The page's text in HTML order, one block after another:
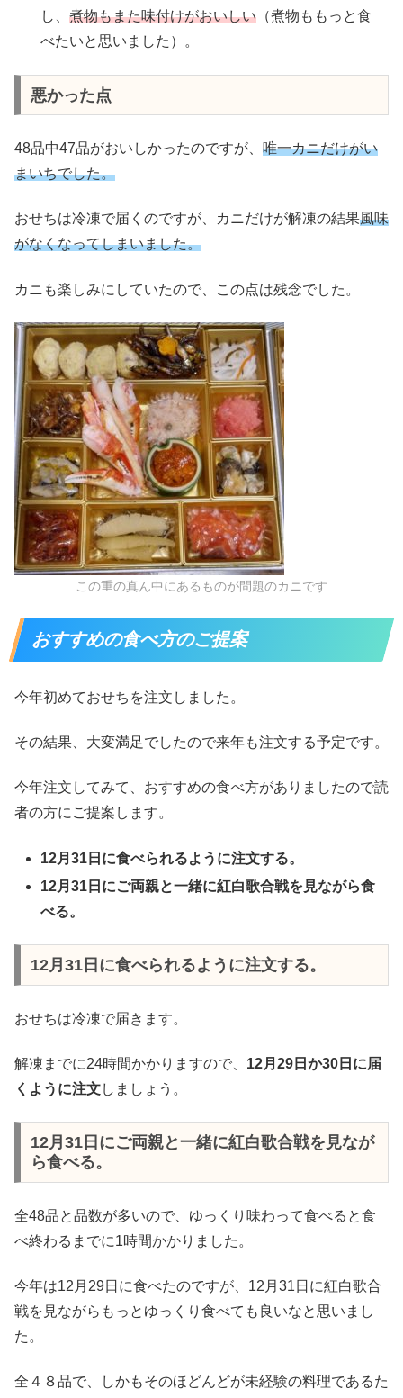
し、煮物もまた味付けがおいしい （煮物ももっと食
べたいと思いました）。
悪かった点
48品中47品がおいしかったのですが、 唯一カニだけがい
まいちでした。
おせちは冷凍で届くのですが、カニだけが解凍の結果風味
がなくなってしまいました。
カニも楽しみにしていたので、この点は残念でした。
この重の真ん中にあるものが問題のカニです
おすすめの食べ方のご提案
今年初めておせちを注文しました。
その結果、大変満足でしたので来年も注文する予定です。
今年注文してみて、おすすめの食べ方がありましたので読
者の方にご提案します。
12月31日に食べられるように注文する。
12月31日にご両親と一緒に紅白歌合戦を見ながら食
べる。
12月31日に食べられるように注文する。
おせちは冷凍で届きます。
解凍までに24時間かかりますので、 12月29日か30日に届
くように注文しましょう。
12月31日にご両親と一緒に紅白歌合戦を見なが
ら食べる。
全48品と品数が多いので、ゆっくり味わって食べると食
べ終わるまでに1時間かかりました。
今年は12月29日に食べたのですが、12月31日に紅白歌合
戦を見ながらもっとゆっくり食べても良いなと思いまし
た。
全４８品で、しかもそのほどんどが未経験の料理であるた